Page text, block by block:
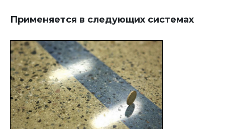
Применяется в следующих системах